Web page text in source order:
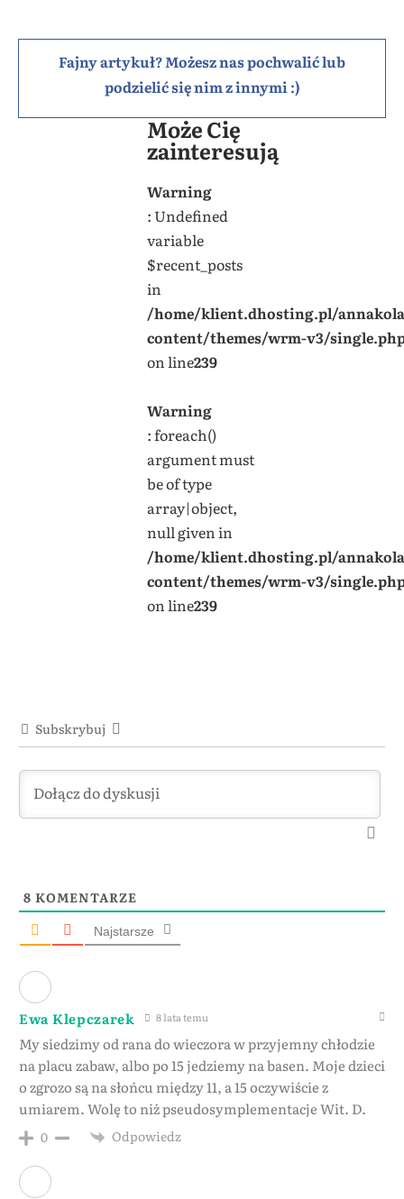
Fajny artykuł? Możesz nas pochwalić lub
podzielić się nim z innymi :)
Może Cię
zainteresują
Warning
: Undefined
variable
$recent_posts
in
/home/klient.dhosting.pl/
content/themes/wrm-v3/
on line239
Warning
: foreach()
argument must
be of type
array|object,
null given in
/home/klient.dhosting.pl/
content/themes/wrm-v3/
on line239
Subskrybuj
8 KOMENTARZE
Najstarsze
Ewa Klepczarek 8 lata temu
My siedzimy od rana do wieczora w przyjemny chłodzie
na placu zabaw, albo po 15 jedziemy na basen. Moje dzieci
o zgrozo są na słońcu między 11, a 15 oczywiście z
umiarem. Wolę to niż pseudosymplementacje Wit. D.
0 Odpowiedz